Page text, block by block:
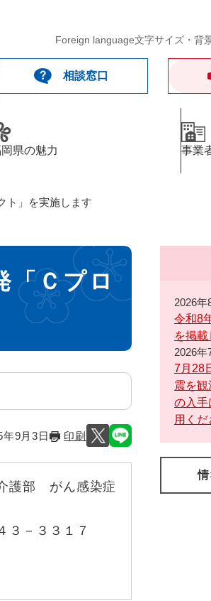
Foreign language文字サイズ・背
相談窓口
県の魅力 事業
ト」を実施します
「Ｃプロ
年9月3日 印刷
護部 がん感染症
３－３３１７
2026年
令和8
を掲載
2026年
7月28
震を
の入手
用くだ